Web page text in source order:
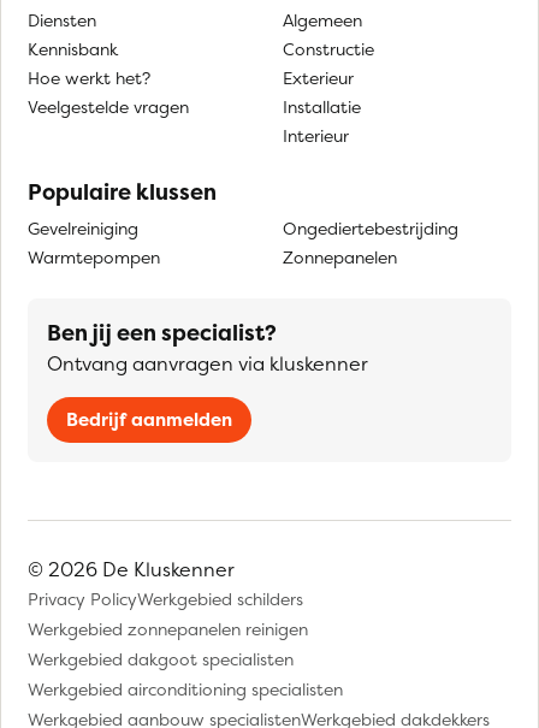
Diensten
Kennisbank
Hoe werkt het?
Veelgestelde vragen
Algemeen
Constructie
Exterieur
Installatie
Interieur
Populaire klussen
Gevelreiniging
Warmtepompen
Ongediertebestrijding
Zonnepanelen
Ben jij een specialist?
Ontvang aanvragen via kluskenner
Bedrijf aanmelden
© 2026 De Kluskenner
Privacy PolicyWerkgebied schilders
Werkgebied zonnepanelen reinigen
Werkgebied dakgoot specialisten
Werkgebied airconditioning specialisten
Werkgebied aanbouw specialistenWerkgebied dakdekkers